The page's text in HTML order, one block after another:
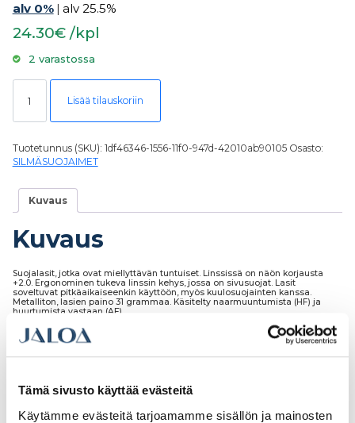
Tämä sivusto käyttää evästeitä
Käytämme evästeitä tarjoamamme sisällön ja mainosten
alv 0% | alv 25.5%
24.30€ /kpl
2 varastossa
Suojalasi ZEKLER 56 HC/AF kirkas, lukuvahvuus +2.0 määrä
Lisää tilauskoriin
Tuotetunnus (SKU): 1df46346-1556-11f0-947d-42010ab90105 Osasto:
SILMÄSUOJAIMET
Kuvaus
Kuvaus
Suojalasit, jotka ovat miellyttävän tuntuiset. Linssissä on näön korjausta
+2.0. Ergonominen tukeva linssin kehys, jossa on sivusuojat. Lasit
soveltuvat pitkäaikaiseenkin käyttöön, myös kuulosuojainten kanssa.
Metalliton, lasien paino 31 grammaa. Käsitelty naarmuuntumista (HF) ja
huurtumista vastaan (AF).
Tutustu myös